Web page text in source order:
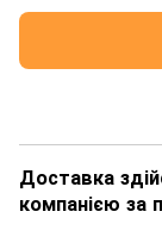
Доставка
компанією за